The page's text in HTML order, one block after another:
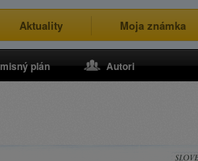
Aktuality Moja známka
plán Autori